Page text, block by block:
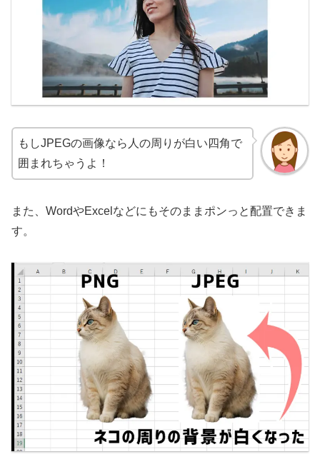
もしJPEGの画像なら人の周りが白い四角で
囲まれちゃうよ！
また、WordやExcelなどにもそのままポンっと配置できま
す。